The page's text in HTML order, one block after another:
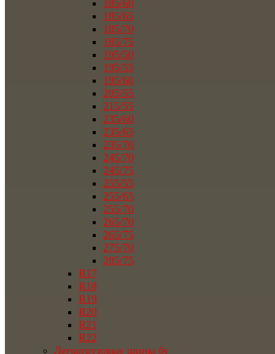
185/60
185/65
185/70
185/75
195/50
195/55
195/60
205/55
215/55
235/60
235/65
235/70
245/70
245/75
255/55
255/65
255/70
265/70
265/75
275/70
285/75
R17
R18
R19
R20
R21
R22
Легкогрузовые шины бу